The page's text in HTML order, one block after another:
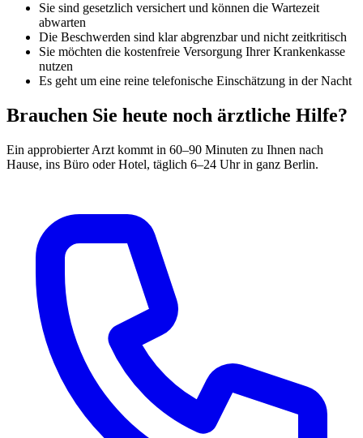
Sie sind gesetzlich versichert und können die Wartezeit
abwarten
Die Beschwerden sind klar abgrenzbar und nicht zeitkritisch
Sie möchten die kostenfreie Versorgung Ihrer Krankenkasse
nutzen
Es geht um eine reine telefonische Einschätzung in der Nacht
Brauchen Sie heute noch ärztliche Hilfe?
Ein approbierter Arzt kommt in 60–90 Minuten zu Ihnen nach
Hause, ins Büro oder Hotel, täglich 6–24 Uhr in ganz Berlin.